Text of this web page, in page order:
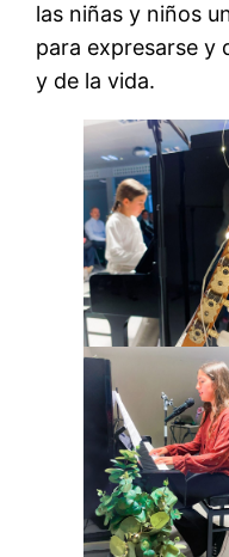
las niñas y niños
para expresarse y
y de la vida.